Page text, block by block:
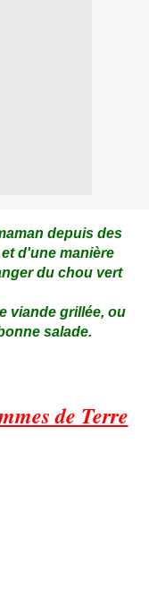
depuis des
d'une manière
du chou vert
viande grillée, ou
salade.
de Terre